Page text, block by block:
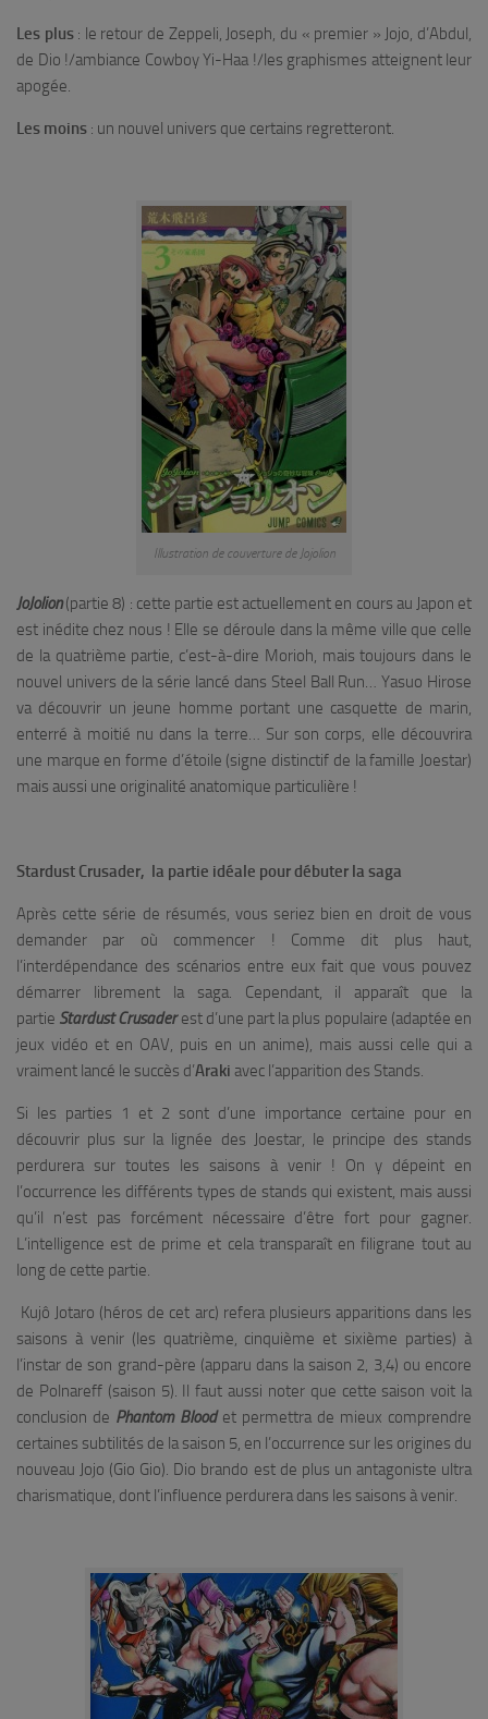
Les plus: le retour de Zeppeli, Joseph, du « premier » Jojo, d’Abdul,
de Dio !/ambiance Cowboy Yi-Haa !/les graphismes atteignent leur
apogée.
Les moins : un nouvel univers que certains regretteront.
Illustration de couverture de Jojolion
JoJolion(partie 8) : cette partie est actuellement en cours au Japon et
est inédite chez nous ! Elle se déroule dans la même ville que celle
de la quatrième partie, c’est-à-dire Morioh, mais toujours dans le
nouvel univers de la série lancé dans Steel Ball Run… Yasuo Hirose
va découvrir un jeune homme portant une casquette de marin,
enterré à moitié nu dans la terre… Sur son corps, elle découvrira
une marque en forme d’étoile (signe distinctif de la famille Joestar)
mais aussi une originalité anatomique particulière !
Stardust Crusader, la partie idéale pour débuter la saga
Après cette série de résumés, vous seriez bien en droit de vous
demander par où commencer ! Comme dit plus haut,
l’interdépendance des scénarios entre eux fait que vous pouvez
démarrer librement la saga. Cependant, il apparaît que la
partie Stardust Crusaderest d’une part la plus populaire (adaptée en
jeux vidéo et en OAV, puis en un anime), mais aussi celle qui a
vraiment lancé le succès d’Araki avec l’apparition des Stands.
Si les parties 1 et 2 sont d’une importance certaine pour en
découvrir plus sur la lignée des Joestar, le principe des stands
perdurera sur toutes les saisons à venir ! On y dépeint en
l’occurrence les différents types de stands qui existent, mais aussi
qu’il n’est pas forcément nécessaire d’être fort pour gagner.
L’intelligence est de prime et cela transparaît en filigrane tout au
long de cette partie.
Kujô Jotaro (héros de cet arc) refera plusieurs apparitions dans les
saisons à venir (les quatrième, cinquième et sixième parties) à
l’instar de son grand-père (apparu dans la saison 2, 3,4) ou encore
de Polnareff (saison 5). Il faut aussi noter que cette saison voit la
conclusion de Phantom Bloodet permettra de mieux comprendre
certaines subtilités de la saison 5, en l’occurrence sur les origines du
nouveau Jojo (Gio Gio). Dio brando est de plus un antagoniste ultra
charismatique, dont l’influence perdurera dans les saisons à venir.